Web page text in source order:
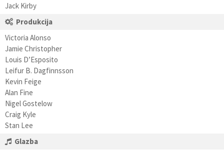
Jack Kirby
Produkcija
Victoria Alonso
Jamie Christopher
Louis D’Esposito
Leifur B. Dagfinnsson
Kevin Feige
Alan Fine
Nigel Gostelow
Craig Kyle
Stan Lee
Glazba